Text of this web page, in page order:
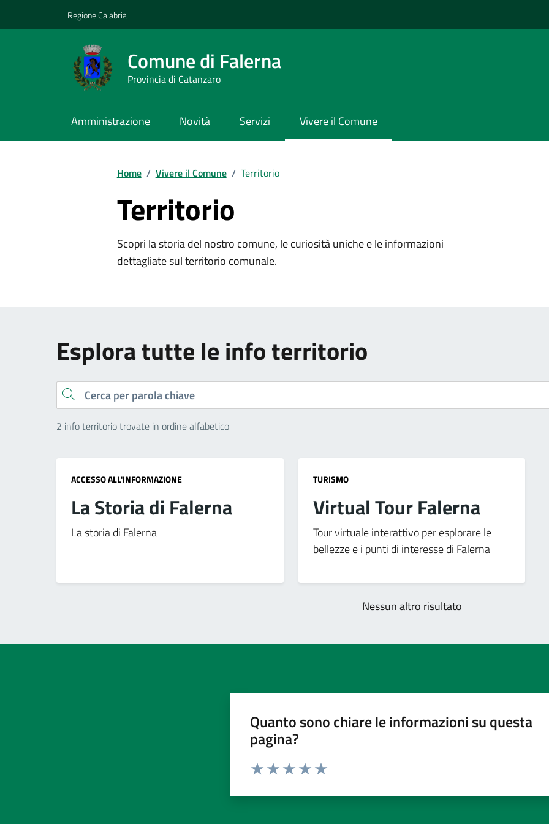
Regione Calabria
Comune di Falerna
Provincia di Catanzaro
Amministrazione Novità Servizi Vivere il Comune
Home / Vivere il Comune / Territorio
Territorio
Scopri la storia del nostro comune, le curiosità uniche e le informazioni
dettagliate sul territorio comunale.
Esplora tutte le info territorio
Cerca
2 info territorio trovate in ordine alfabetico
ACCESSO ALL'INFORMAZIONE
La Storia di Falerna
La storia di Falerna
TURISMO
Virtual Tour Falerna
Tour virtuale interattivo per esplorare le
bellezze e i punti di interesse di Falerna
Nessun altro risultato
Quanto sono chiare le informazioni su questa
pagina?